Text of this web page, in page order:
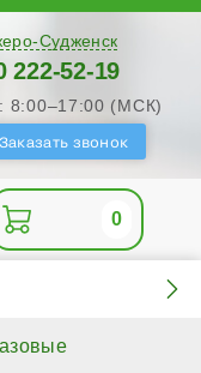
Судженск
222-52-19
8:00–17:00 (МСК)
0